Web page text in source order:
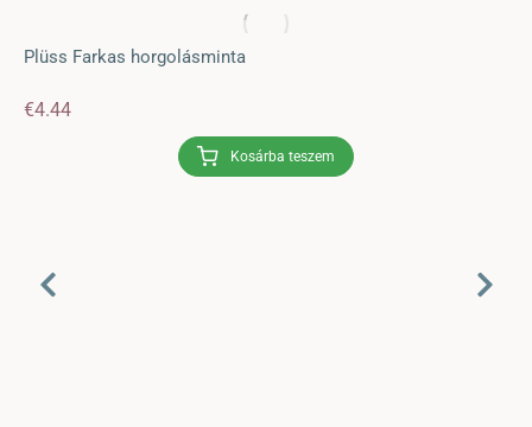
Plüss Farkas horgolásminta
€4.44
Kosárba teszem